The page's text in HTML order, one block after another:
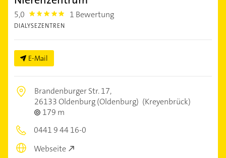
5,0 5.0 1 Bewertung
DIALYSEZENTREN
E-Mail
Brandenburger Str. 17,
26133 Oldenburg (Oldenburg) (Kreyenbrück)
179 m
0441 9 44 16-0
Webseite